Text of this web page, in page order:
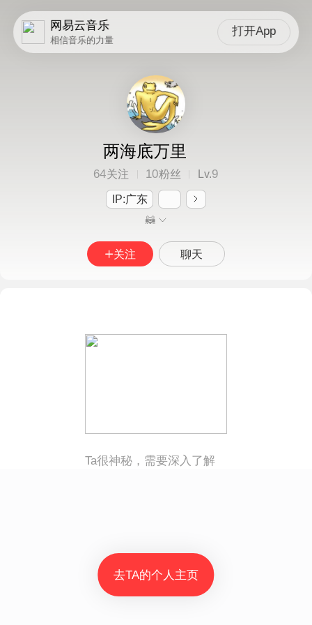
网易云音乐
相信音乐的力量
打开App
两海底万里
64关注 10粉丝 Lv.9
IP:广东
🦝
关注 聊天
Ta很神秘，需要深入了解
去TA的个人主页